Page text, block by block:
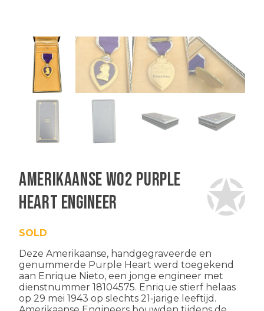
Amerikaanse WO2 Purple
Heart Engineer
SOLD
Deze Amerikaanse, handgegraveerde en
genummerde Purple Heart werd toegekend
aan Enrique Nieto, een jonge engineer met
dienstnummer 18104575. Enrique stierf helaas
op 29 mei 1943 op slechts 21‑jarige leeftijd.